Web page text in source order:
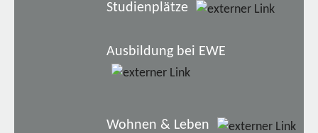
Studienplätze
Ausbildung bei EWE
Wohnen & Leben